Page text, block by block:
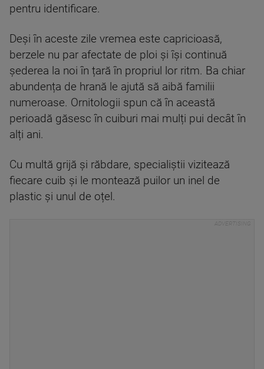
pentru identificare.
Deși în aceste zile vremea este capricioasă,
berzele nu par afectate de ploi și își continuă
șederea la noi în țară în propriul lor ritm. Ba chiar
abundența de hrană le ajută să aibă familii
numeroase. Ornitologii spun că în această
perioadă găsesc în cuiburi mai mulți pui decât în
alți ani.
Cu multă grijă și răbdare, specialiștii vizitează
fiecare cuib și le montează puilor un inel de
plastic și unul de oțel.